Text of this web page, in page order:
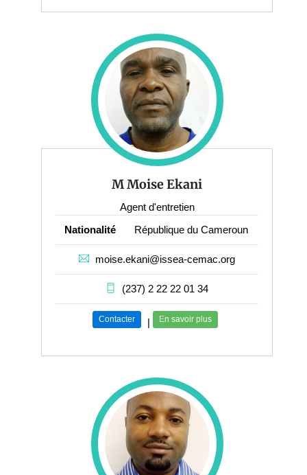
M Moise Ekani
Agent d'entretien
Nationalité
République du Cameroun
moise.ekani@issea-cemac.org
(237) 2 22 22 01 34
Contacter | En savoir plus